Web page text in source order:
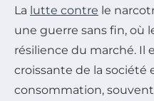
La lutte contre le
une guerre sans fin, où
résilience du marché. Il
croissante de la société
consommation,